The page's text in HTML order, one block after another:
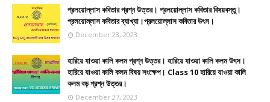
প্রলয়োল্লাস কবিতার প্রশ্ন উত্তর। প্রলয়োল্লাস কবিতার বিষয়বস্তু।
প্রলয়োল্লাস কবিতার ব্যাখ্যা।প্রলয়োল্লাস কবিতার উৎস।
December 23, 2023
হারিয়ে যাওয়া কালি কলম প্রশ্ন উত্তর। হারিয়ে যাওয়া কালি কলম উৎস।
হারিয়ে যাওয়া কালি কলম বিষয় সংক্ষেপ। Class 10 হারিয়ে যাওয়া কালি
কলম বড় প্রশ্ন উত্তর।
December 27, 2023